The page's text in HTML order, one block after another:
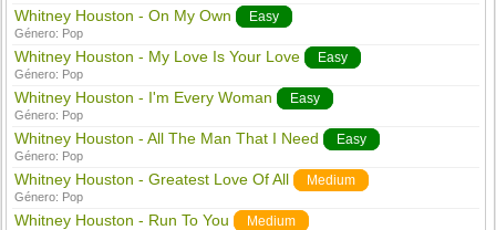
Whitney Houston - On My Own Easy
Género: Pop
Whitney Houston - My Love Is Your Love Easy
Género: Pop
Whitney Houston - I'm Every Woman Easy
Género: Pop
Whitney Houston - All The Man That I Need Easy
Género: Pop
Whitney Houston - Greatest Love Of All Medium
Género: Pop
Whitney Houston - Run To You Medium